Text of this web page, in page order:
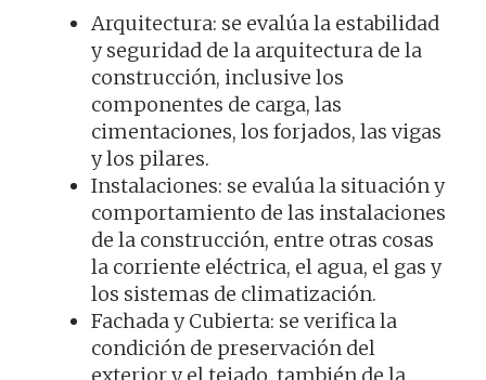
Arquitectura: se evalúa la estabilidad
y seguridad de la arquitectura de la
construcción, inclusive los
componentes de carga, las
cimentaciones, los forjados, las vigas
y los pilares.
Instalaciones: se evalúa la situación y
comportamiento de las instalaciones
de la construcción, entre otras cosas
la corriente eléctrica, el agua, el gas y
los sistemas de climatización.
Fachada y Cubierta: se verifica la
condición de preservación del